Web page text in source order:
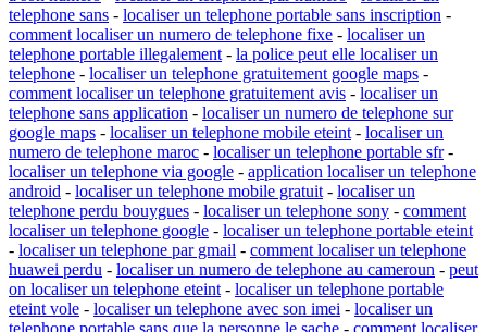
telephone sans - localiser un telephone portable sans inscription -
comment localiser un numero de telephone fixe - localiser un
telephone portable illegalement - la police peut elle localiser un
telephone - localiser un telephone gratuitement google maps -
comment localiser un telephone gratuitement avis - localiser un
telephone sans application - localiser un numero de telephone sur
google maps - localiser un telephone mobile eteint - localiser un
numero de telephone maroc - localiser un telephone portable sfr-
localiser un telephone via google - application localiser un telephone
android - localiser un telephone mobile gratuit - localiser un
telephone perdu bouygues - localiser un telephone sony - comment
localiser un telephone google - localiser un telephone portable eteint
- localiser un telephone par gmail - comment localiser un telephone
huawei perdu - localiser un numero de telephone au cameroun - peut
on localiser un telephone eteint - localiser un telephone portable
eteint vole - localiser un telephone avec son imei - localiser un
telephone portable sans que la personne le sache - comment localiser